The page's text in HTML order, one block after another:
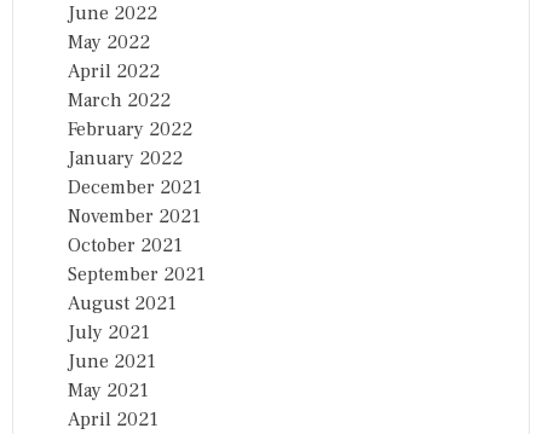
June 2022
May 2022
April 2022
March 2022
February 2022
January 2022
December 2021
November 2021
October 2021
September 2021
August 2021
July 2021
June 2021
May 2021
April 2021